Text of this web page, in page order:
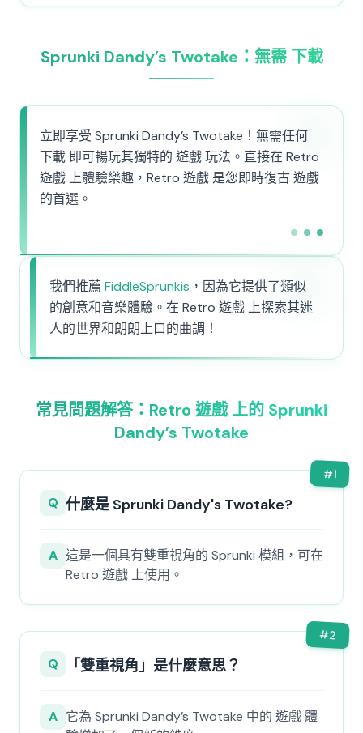
Sprunki Dandy’s Twotake：無需 下載
立即享受 Sprunki Dandy’s Twotake！無需任何
下載 即可暢玩其獨特的 遊戲 玩法。直接在 Retro
遊戲 上體驗樂趣，Retro 遊戲 是您即時復古 遊戲
的首選。
我們推薦 FiddleSprunkis ，因為它提供了類似
的創意和音樂體驗。在 Retro 遊戲 上探索其迷
人的世界和朗朗上口的曲調！
常見問題解答：Retro 遊戲 上的 Sprunki
Dandy’s Twotake
#1
Q 什麼是 Sprunki Dandy's Twotake?
A 這是一個具有雙重視角的 Sprunki 模組，可在
Retro 遊戲 上使用。
#2
Q 「雙重視角」是什麼意思？
A 它為 Sprunki Dandy’s Twotake 中的 遊戲 體